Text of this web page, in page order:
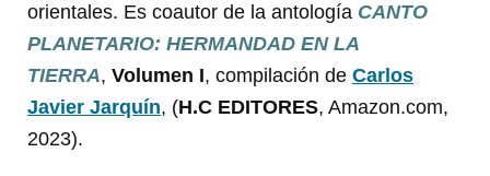
orientales. Es coautor de la antología CANTO
PLANETARIO: HERMANDAD EN LA
TIERRA, Volumen I, compilación de Carlos
Javier Jarquín, (H.C EDITORES, Amazon.com,
2023).